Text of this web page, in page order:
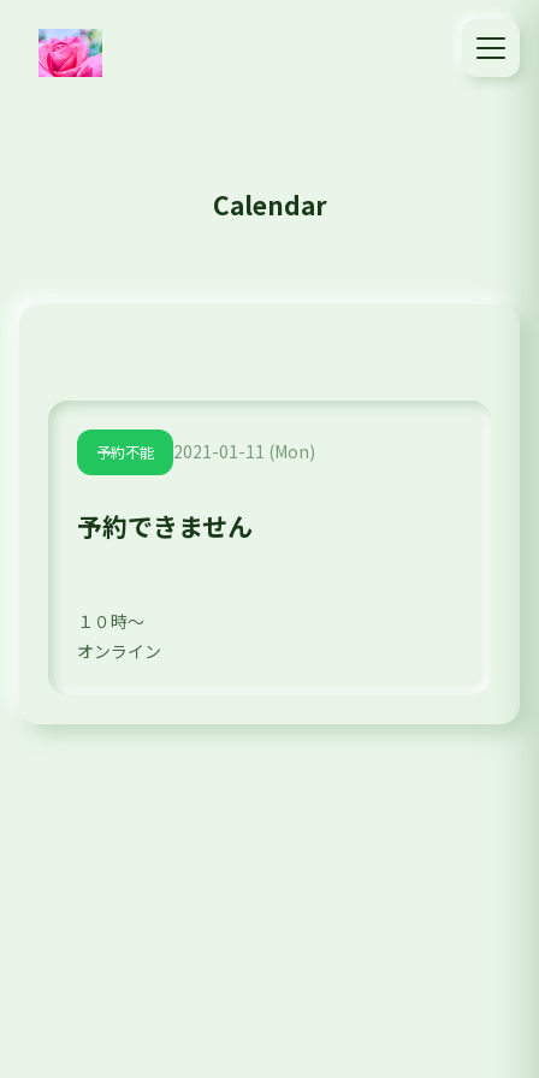
Calendar
予約不能 2021-01-11 (Mon)
予約できません
１０時〜
オンライン